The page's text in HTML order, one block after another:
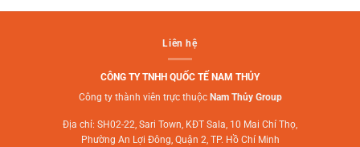
Liên hệ
CÔNG TY TNHH QUỐC TẾ NAM THỦY
Công ty thành viên trực thuộc Nam Thủy Group
Địa chỉ: SH02-22, Sari Town, KĐT Sala, 10 Mai Chí Thọ,
Phường An Lợi Đông, Quận 2, TP. Hồ Chí Minh